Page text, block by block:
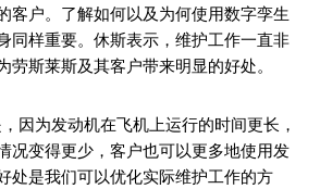
客户。了解如何以及为何使用数字孪生
同样重要。休斯表示，维护工作一直非
劳斯莱斯及其客户带来明显的好处。
因为发动机在飞机上运行的时间更长，
况变得更少，客户也可以更多地使用发
处是我们可以优化实际维护工作的方